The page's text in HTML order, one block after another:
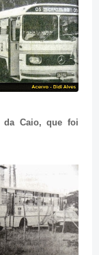
da Caio, que foi